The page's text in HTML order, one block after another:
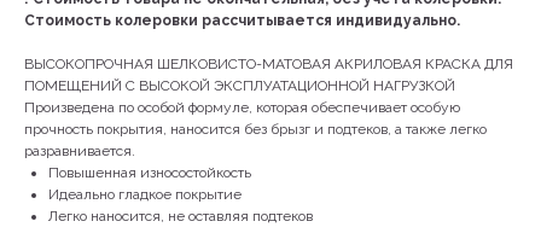
Стоимость колеровки рассчитывается индивидуально.
ВЫСОКОПРОЧНАЯ ШЕЛКОВИСТО-МАТОВАЯ АКРИЛОВАЯ КРАСКА ДЛЯ
ПОМЕЩЕНИЙ С ВЫСОКОЙ ЭКСПЛУАТАЦИОННОЙ НАГРУЗКОЙ
Произведена по особой формуле, которая обеспечивает особую
прочность покрытия, наносится без брызг и подтеков, а также легко
разравнивается.
Повышенная износостойкость
Идеально гладкое покрытие
Легко наносится, не оставляя подтеков